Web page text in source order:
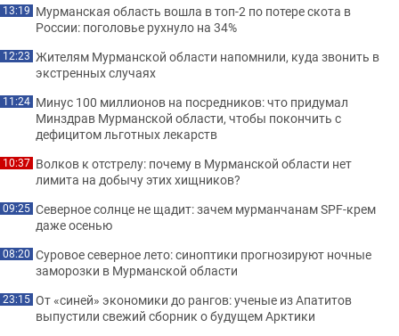
13:19 Мурманская область вошла в топ-2 по потере скота в
России: поголовье рухнуло на 34%
12:23 Жителям Мурманской области напомнили, куда звонить в
экстренных случаях
11:24 Минус 100 миллионов на посредников: что придумал
Минздрав Мурманской области, чтобы покончить с
дефицитом льготных лекарств
10:37 Волков к отстрелу: почему в Мурманской области нет
лимита на добычу этих хищников?
09:25 Северное солнце не щадит: зачем мурманчанам SPF-крем
даже осенью
08:20 Суровое северное лето: синоптики прогнозируют ночные
заморозки в Мурманской области
23:15 От «синей» экономики до рангов: ученые из Апатитов
выпустили свежий сборник о будущем Арктики